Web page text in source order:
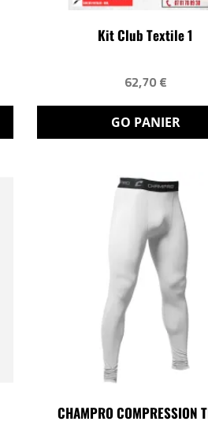
Kit Club Textile 1
62,70 €
GO PANIER
CHAMPRO COMPRESSION